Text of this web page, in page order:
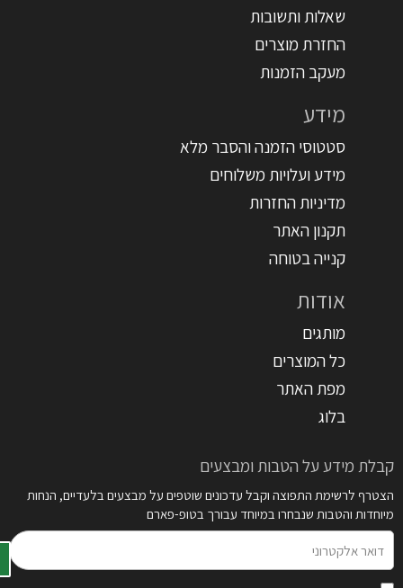
שאלות ותשובות
החזרת מוצרים
מעקב הזמנות
מידע
סטטוסי הזמנה והסבר מלא
מידע ועלויות משלוחים
מדיניות החזרות
תקנון האתר
קנייה בטוחה
אודות
מותגים
כל המוצרים
מפת האתר
בלוג
קבלת מידע על הטבות ומבצעים
הצטרף לרשימת התפוצה וקבל עדכונים שוטפים על מבצעים בלעדיים, הנחות
מיוחדות והטבות שנבחרו במיוחד עבורך בטופ-פארם
אלקטרוני